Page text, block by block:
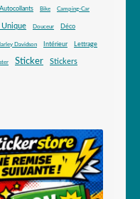
Autocollants Bike Camping-Car
Unique Douceur Déco
Davidson Intérieur Lettrage
Sticker Stickers